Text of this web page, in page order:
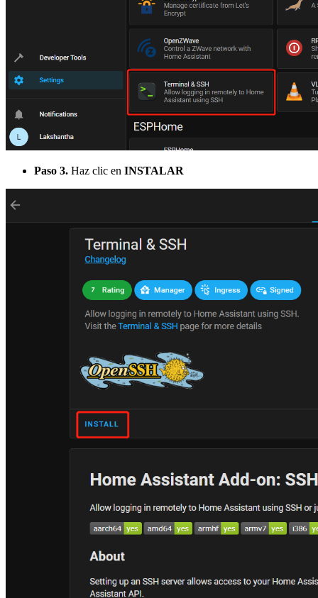
Paso 3. Haz clic en INSTALAR